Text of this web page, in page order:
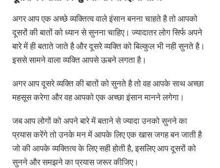
अगर आप एक अच्छे व्यक्तित्व वाले इंसान बनना चाहते है तो आपको
दूसरों की बातों को ध्यान से सुनना चाहिए। ज्यादातर लोग सिर्फ अपने
बारे में ही बताते जाते है और दूसरे व्यक्ति को बिल्कुल भी नही सुनते है।
इससे सामने वाला व्यक्ति आपसे ऊबने लगता है।
अगर आप दूसरे व्यक्ति की बातों को सुनते है तो वह आपके साथ अच्छा
महसूस करेगा और वह आपको एक अच्छा इंसान मानने लगेगा।
जब आप लोगों को अपने बारे में बताने से ज्यादा उनको सुनने का
प्रयास करेंगे तो उनके मन में आपके लिए एक खास जगह बन जाती है
जो की आपके व्यक्तित्व के लिए सही होती है, इसलिए आप दूसरों को
सुनने और समझने का प्रयास जरूर कीजिए।